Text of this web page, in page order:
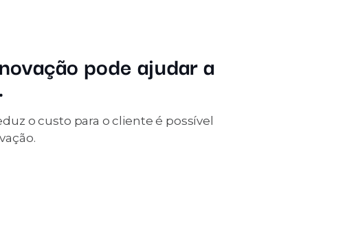
pode ajudar a
o custo para o cliente é possível